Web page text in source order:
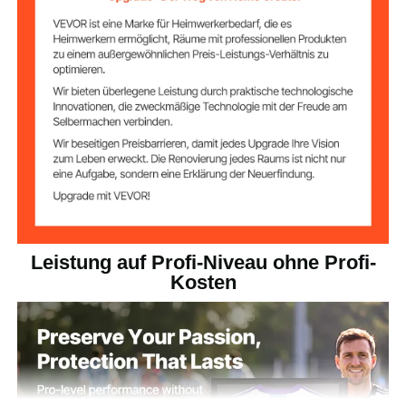
Material der
Anzeigeoberfläch
0,07 Zoll / 1,7 mm PC-Panel
Befestigungsmeth
Metallaufhänger +
Pappaufhänger +
Stecknadeln
Anzeigeausrichtu
Schwarz
Leistung auf Profi-Niveau ohne Profi-
Kosten